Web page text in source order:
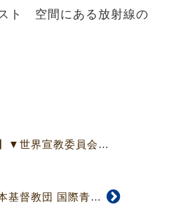
ト 空間にある放射線の
【4860・61号】▼世界宣教委員会▲人事6件を可決・承認
【4860・61号】日本基督教団 国際青年会議in 京都 エネルギー持続可能社会の実現を目指して」 2017年3月28日（火）～31日（金） 於：関西セミナーハウス